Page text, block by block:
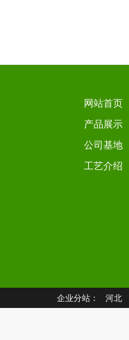
网站首页
产品展示
公司基地
工艺介绍
企业分站： 河北